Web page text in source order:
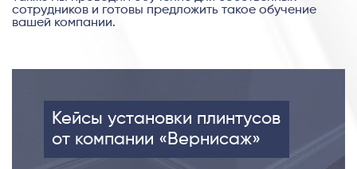
сотрудников и готовы предложить такое обучение
вашей компании.
Кейсы установки плинтусов
от компании «Вернисаж»